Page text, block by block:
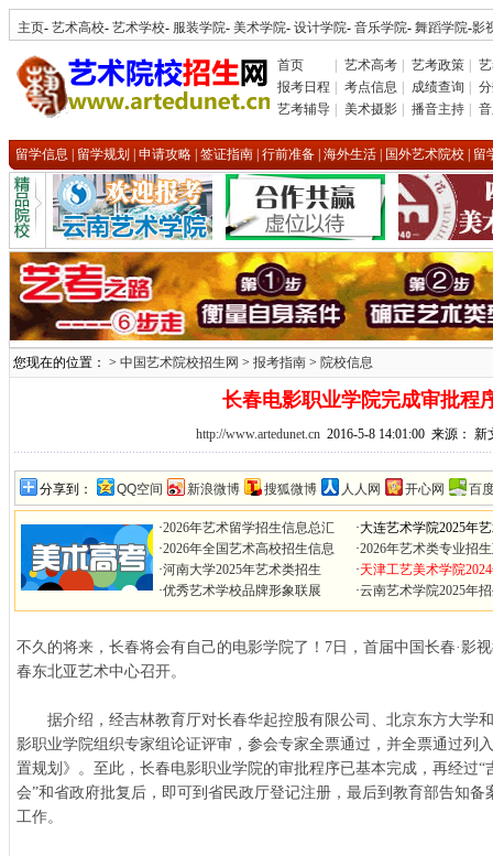
主页- 艺术高校- 艺术学校- 服装学院- 美术学院- 设计学院- 音乐学院- 舞蹈学院-影
首页 艺术高考 艺考政策
报考日程
考点信息 成绩查询
艺考辅导
美术摄影 播音主持
留学信息 留学规划 申请攻略 签证指南 行前准备 海外生活 国外艺术院校 留
您现在的位置： > 中国艺术院校招生网 > 报考指南 > 院校信息
长春电影职业学院完成审批程
http://www.artedunet.cn2016-5-8 14:01:00 来源： 新
分享到： QQ空间 新浪微博 搜狐微博 人人网 开心网 百
·2026年艺术留学招生信息总汇
·2026年全国艺术高校招生信息
·河南大学2025年艺术类招生
·优秀艺术学校品牌形象联展
·大连艺术学院2025年
·2026年艺术类专业招
·天津工艺美术学院
·云南艺术学院2025年
不久的将来，长春将会有自己的电影学院了！7日，首届中国长春·影
春东北亚艺术中心召开。
据介绍，经吉林教育厅对长春华起控股有限公司、北京东方大学
影职业学院组织专家组论证评审，参会专家全票通过，并全票通过列
置规划》。至此，长春电影职业学院的审批程序已基本完成，再经过
会”和省政府批复后，即可到省民政厅登记注册，最后到教育部告知
工作。